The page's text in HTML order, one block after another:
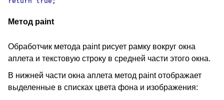
Метод paint
Обработчик метода paint рисует рамку вокруг окна
аплета и текстовую строку в средней части этого окна.
В нижней части окна аплета метод paint отображает
выделенные в списках цвета фона и изображения: